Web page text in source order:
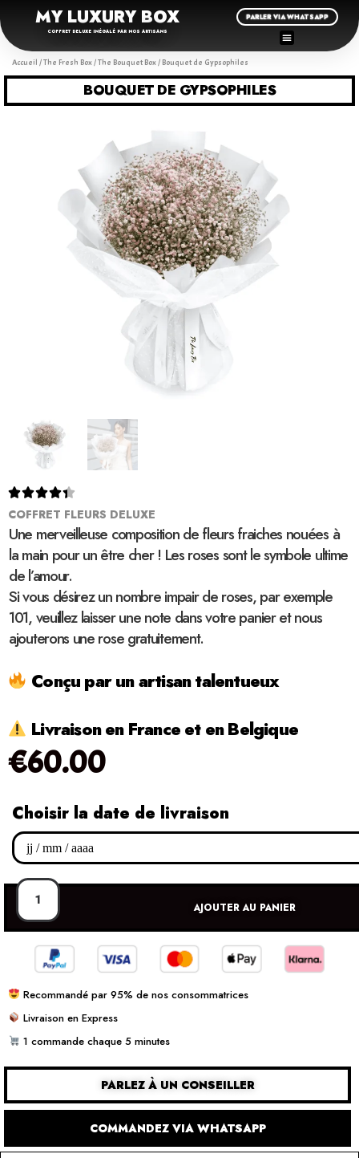
MY LUXURY BOX
COFFRET DELUXE INÉGALÉ PAR NOS ARTISANS
PARLER VIA WHATSAPP
Accueil /The Fresh Box/The Bouquet Box/ Bouquet de Gypsophiles
BOUQUET DE GYPSOPHILES

COFFRET FLEURS DELUXE
Une merveilleuse composition de fleurs fraiches nouées à
la main pour un être cher ! Les roses sont le symbole ultime
de l’amour.
Si vous désirez un nombre impair de roses, par exemple
101, veuillez laisser une note dans votre panier et nous
ajouterons une rose gratuitement.
Conçu par un artisan talentueux
Livraison en France et en Belgique
€60.00
Choisir la date de livraison
AJOUTER AU PANIER
Recommandé par 95% de nos consommatrices
Livraison en Express
1 commande chaque 5 minutes
PARLEZ À UN CONSEILLER
COMMANDEZ VIA WHATSAPP